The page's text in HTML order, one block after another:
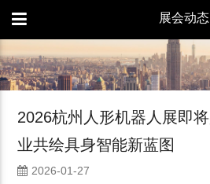
展会动态
2026杭州人形机器人展即
业共绘具身智能新蓝图
2026-01-27